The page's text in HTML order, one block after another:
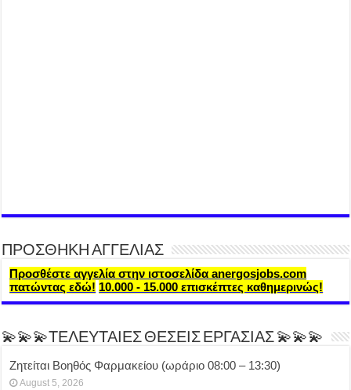
ΠΡΟΣΘΗΚΗ ΑΓΓΕΛΙΑΣ
Προσθέστε αγγελία στην ιστοσελίδα anergosjobs.com
πατώντας εδώ! 10.000 - 15.000 επισκέπτες καθημερινώς!
💫💫💫ΤΕΛΕΥΤΑΙΕΣ ΘΕΣΕΙΣ ΕΡΓΑΣΙΑΣ 💫💫💫
Ζητείται Βοηθός Φαρμακείου (ωράριο 08:00 – 13:30)
August 5, 2026